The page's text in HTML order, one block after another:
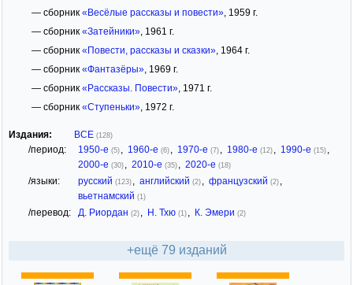
— сборник «Весёлые рассказы и повести», 1959 г.
— сборник «Затейники», 1961 г.
— сборник «Повести, рассказы и сказки», 1964 г.
— сборник «Фантазёры», 1969 г.
— сборник «Рассказы. Повести», 1971 г.
— сборник «Ступеньки», 1972 г.
Издания: ВСЕ (128)
/период: 1950-е (5) 1960-е (6) 1970-е (7) 1980-е (12) 1990-е (15)
2000-е (30) 2010-е (35) 2020-е (18)
/языки: русский (123) английский (2) французский (2)
вьетнамский (1)
/перевод: Д. Риордан (2) Н. Тхю (1) К. Эмери (2)
+ещё 79 изданий